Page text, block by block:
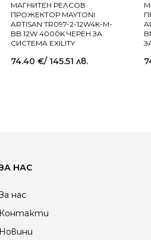
МАГНИТЕН РЕЛСОВ
ПРОЖЕКТОР MAYTONI
ARTISAN TR097-2-12W4K-M-
BB 12W 4000K ЧЕРЕН ЗА
СИСТЕМА EXILITY
74.40 €/ 145.51 лв.
НАС
нас
Контакти
Новини